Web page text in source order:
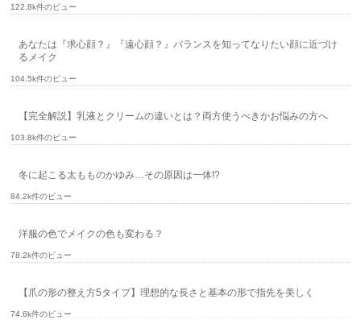
122.8k件のビュー
あなたは『求心顔？』『遠心顔？』バランスを知ってなりたい顔に近づけ
るメイク
104.5k件のビュー
【完全解説】乳液とクリームの違いとは？両方使うべきかお悩みの方へ
103.8k件のビュー
冬に起こる太もものかゆみ…その原因は一体!?
84.2k件のビュー
洋服の色でメイクの色も変わる？
78.2k件のビュー
【爪の形の整え方5タイプ】理想的な長さと基本の形で指先を美しく
74.6k件のビュー